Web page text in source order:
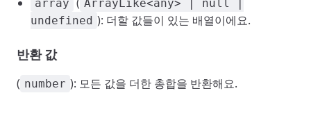
array
ArrayLike<any> | null |
undefined ): 더할 값들이 있는 배열이에요.
반환 값
( number ): 모든 값을 더한 총합을 반환해요.